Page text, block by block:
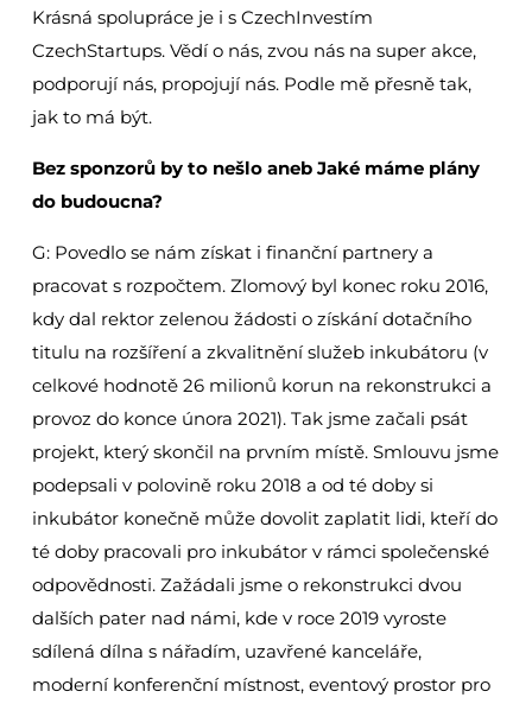
Krásná spolupráce je i s CzechInvestím
CzechStartups. Vědí o nás, zvou nás na super akce,
podporují nás, propojují nás. Podle mě přesně tak,
jak to má být.
Bez sponzorů by to nešlo aneb Jaké máme plány
do budoucna?
G: Povedlo se nám získat i finanční partnery a
pracovat s rozpočtem. Zlomový byl konec roku 2016,
kdy dal rektor zelenou žádosti o získání dotačního
titulu na rozšíření a zkvalitnění služeb inkubátoru (v
celkové hodnotě 26 milionů korun na rekonstrukci a
provoz do konce února 2021). Tak jsme začali psát
projekt, který skončil na prvním místě. Smlouvu jsme
podepsali v polovině roku 2018 a od té doby si
inkubátor konečně může dovolit zaplatit lidi, kteří do
té doby pracovali pro inkubátor v rámci společenské
odpovědnosti. Zažádali jsme o rekonstrukci dvou
dalších pater nad námi, kde v roce 2019 vyroste
sdílená dílna s nářadím, uzavřené kanceláře,
moderní konferenční místnost, eventový prostor pro